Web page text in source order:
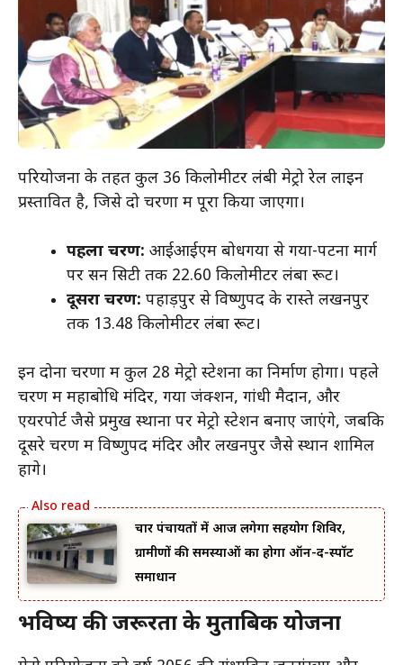
परियोजना के तहत कुल 36 किलोमीटर लंबी मेट्रो रेल लाइन
प्रस्तावित है, जिसे दो चरणों में पूरा किया जाएगा।
पहला चरण: आईआईएम बोधगया से गया-पटना मार्ग
पर सन सिटी तक 22.60 किलोमीटर लंबा रूट।
दूसरा चरण: पहाड़पुर से विष्णुपद के रास्ते लखनपुर
तक 13.48 किलोमीटर लंबा रूट।
इन दोनों चरणों में कुल 28 मेट्रो स्टेशनों का निर्माण होगा। पहले
चरण में महाबोधि मंदिर, गया जंक्शन, गांधी मैदान, और
एयरपोर्ट जैसे प्रमुख स्थानों पर मेट्रो स्टेशन बनाए जाएंगे, जबकि
दूसरे चरण में विष्णुपद मंदिर और लखनपुर जैसे स्थान शामिल
होंगे।
चार पंचायतों में आज लगेगा सहयोग शिविर,
ग्रामीणों की समस्याओं का होगा ऑन-द-स्पॉट
समाधान
भविष्य की जरूरतों के मुताबिक योजना